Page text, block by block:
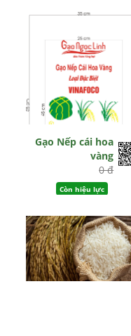
Gạo Nếp cái hoa
vàng
0 đ
Còn hiệu lực